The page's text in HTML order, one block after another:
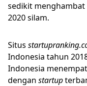
sedikit
2020 silam.
Situs
Indonesia tahun
Indonesia
dengan startup